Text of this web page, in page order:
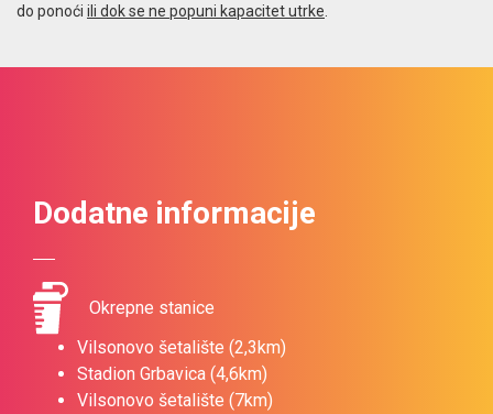
do ponoći ili dok se ne popuni kapacitet utrke
Dodatne informacije
Okrepne stanice
Vilsonovo šetalište (2,3km)
Stadion Grbavica (4,6km)
Vilsonovo šetalište (7km)